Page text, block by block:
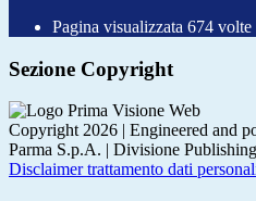
Pagina visualizzata 674 volte
Sezione Copyright
Copyright 2026 | Engineered and
Parma S.p.A. | Divisione
Disclaimer trattamento dati